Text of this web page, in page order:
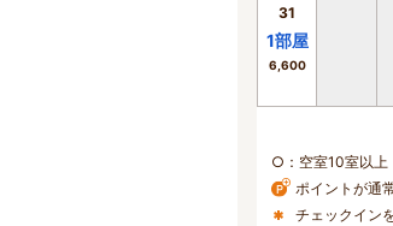
31
1部屋
6,600
○：空室10室以
ポイントが通
チェックイン